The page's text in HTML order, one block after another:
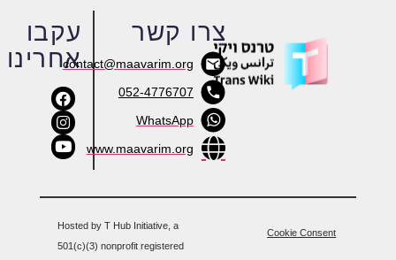
עקבו
אחרינו
צרו קשר
contact@maavarim.org
052-4776707
WhatsApp
www.maavarim.org
Hosted by T Hub Initiative, a
501(c)(3) nonprofit registered
Cookie Consent